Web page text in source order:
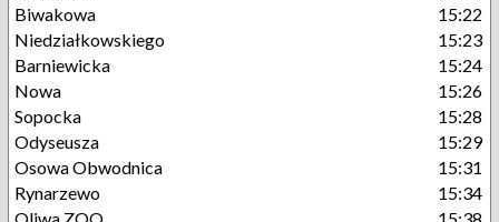
Biwakowa
15:22
Niedziałkowskiego
15:23
Barniewicka
15:24
Nowa
15:26
Sopocka
15:28
Odyseusza
15:29
Osowa Obwodnica
15:31
Rynarzewo
15:34